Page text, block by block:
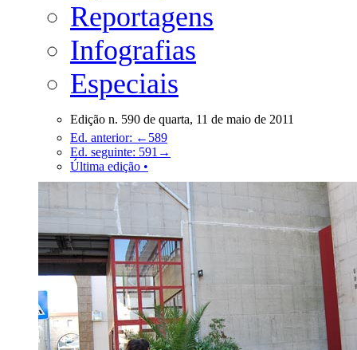
Reportagens
Infografias
Especiais
Edição n. 590 de quarta, 11 de maio de 2011
Ed. anterior: ←589
Ed. seguinte: 591→
Última edição •